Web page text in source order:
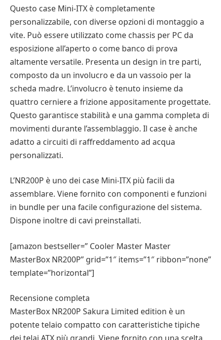
Questo case Mini-ITX è completamente
personalizzabile, con diverse opzioni di montaggio a
vite. Può essere utilizzato come chassis per PC da
esposizione all’aperto o come banco di prova
altamente versatile. Presenta un design in tre parti,
composto da un involucro e da un vassoio per la
scheda madre. L’involucro è tenuto insieme da
quattro cerniere a frizione appositamente progettate.
Questo garantisce stabilità e una gamma completa di
movimenti durante l’assemblaggio. Il case è anche
adatto a circuiti di raffreddamento ad acqua
personalizzati.
L’NR200P è uno dei case Mini-ITX più facili da
assemblare. Viene fornito con componenti e funzioni
in bundle per una facile configurazione del sistema.
Dispone inoltre di cavi preinstallati.
[amazon bestseller=” Cooler Master Master
MasterBox NR200P” grid=”1″ items=”1″ ribbon=”none”
template=”horizontal”]
Recensione completa
MasterBox NR200P Sakura Limited edition è un
potente telaio compatto con caratteristiche tipiche